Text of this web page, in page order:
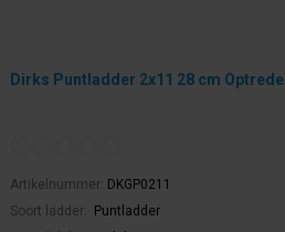
Dirks Puntladder 2x11 28 cm Optrede
Artikelnummer: DKGP0211
Soort ladder:
Puntladder